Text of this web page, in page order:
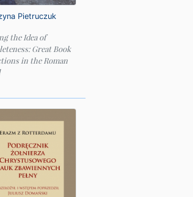
Pietruczuk
the Idea of
Great Book
in the Roman